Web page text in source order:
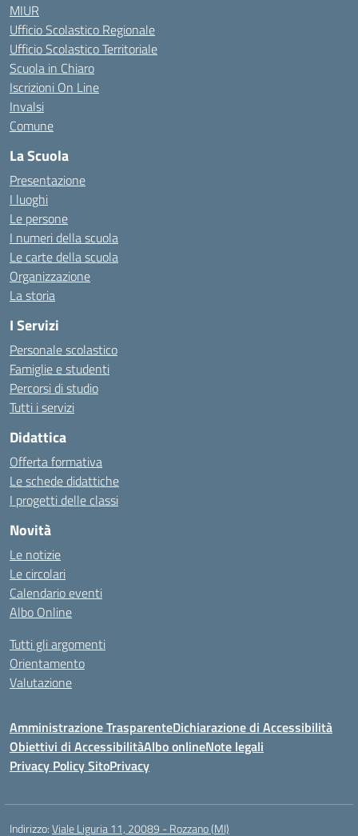
MIUR
Ufficio Scolastico Regionale
Ufficio Scolastico Territoriale
Scuola in Chiaro
Iscrizioni On Line
Invalsi
Comune
La Scuola
Presentazione
I luoghi
Le persone
I numeri della scuola
Le carte della scuola
Organizzazione
La storia
I Servizi
Personale scolastico
Famiglie e studenti
Percorsi di studio
Tutti i servizi
Didattica
Offerta formativa
Le schede didattiche
I progetti delle classi
Novità
Le notizie
Le circolari
Calendario eventi
Albo Online
Tutti gli argomenti
Orientamento
Valutazione
Amministrazione TrasparenteDichiarazione di Accessibilità
Obiettivi di AccessibilitàAlbo onlineNote legali
Privacy Policy SitoPrivacy
Indirizzo:Viale Liguria 11, 20089 - Rozzano (MI)